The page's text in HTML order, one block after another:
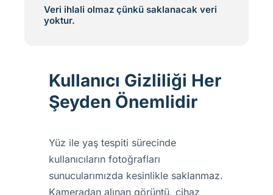
Veri ihlali olmaz çünkü saklanacak veri
yoktur.
Kullanıcı Gizliliği Her
Şeyden Önemlidir
Yüz ile yaş tespiti sürecinde
kullanıcıların fotoğrafları
sunucularımızda kesinlikle saklanmaz.
Kameradan alınan görüntü, cihaz